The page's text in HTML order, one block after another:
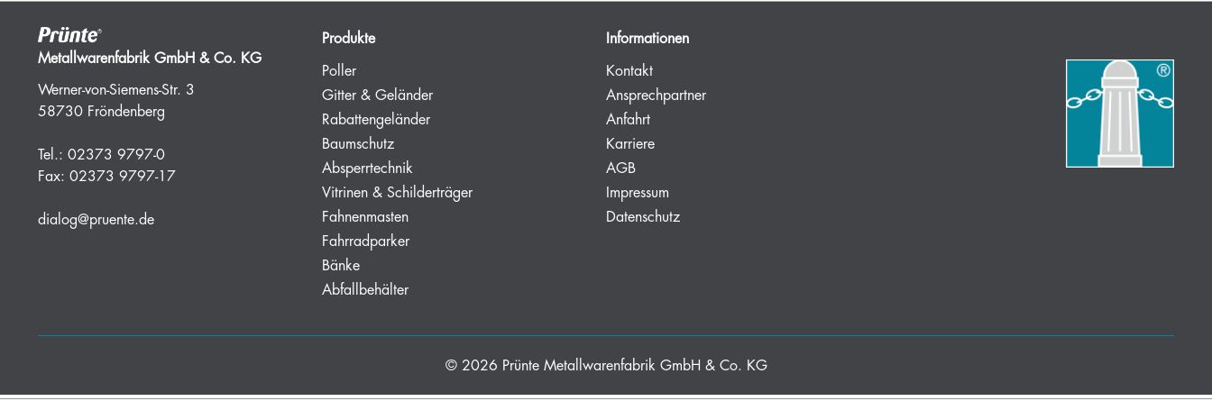
Metallwarenfabrik GmbH & Co. KG
Werner-von-Siemens-Str. 3
58730 Fröndenberg
Tel.: 02373 9797-0
Fax: 02373 9797-17
dialog@pruente.de
Produkte
Poller
Gitter & Geländer
Rabattengeländer
Baumschutz
Absperrtechnik
Vitrinen & Schilderträger
Fahnenmasten
Fahrradparker
Bänke
Abfallbehälter
Informationen
Kontakt
Ansprechpartner
Anfahrt
Karriere
AGB
Impressum
Datenschutz
© 2026 Prünte Metallwarenfabrik GmbH & Co. KG